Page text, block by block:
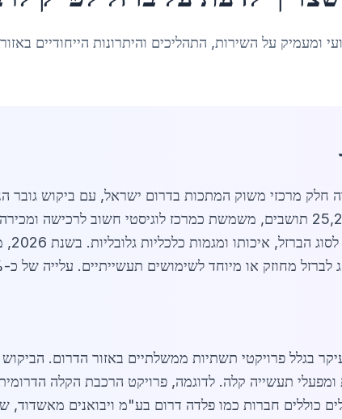
ומעמיק על השירות, התהליכים והיתרונות הייחודיים
חלק מרכזי משוק המתכות בדרום ישראל, עם ביקוש גובר
עיר קטנה אך מתפתחת עם אוכלוסייה של כ-25,257 תושבים, משמשת כמרכז לוגיסטי
איכותו ומגמות כלכליות גלובליות. בשנת 2026, מחירי
ומפעלי תעשייה קלה. לדוגמה, פרויקט הרכבת הקלה
כוללים חברות כמו פלדה דרום בע"מ ויבואנים מאשדוד,